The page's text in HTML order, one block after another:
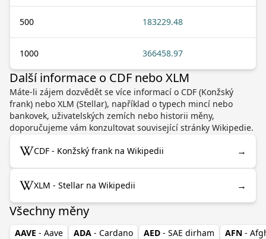
500 183229.48
1000 366458.97
Další informace o CDF nebo XLM
Máte-li zájem dozvědět se více informací o CDF (Konžský
frank) nebo XLM (Stellar), například o typech mincí nebo
bankovek, uživatelských zemích nebo historii měny,
doporučujeme vám konzultovat související stránky Wikipedie.
CDF - Konžský frank na Wikipedii →
XLM - Stellar na Wikipedii →
Všechny měny
AAVE - Aave ADA - Cardano AED - SAE dirham AFN -